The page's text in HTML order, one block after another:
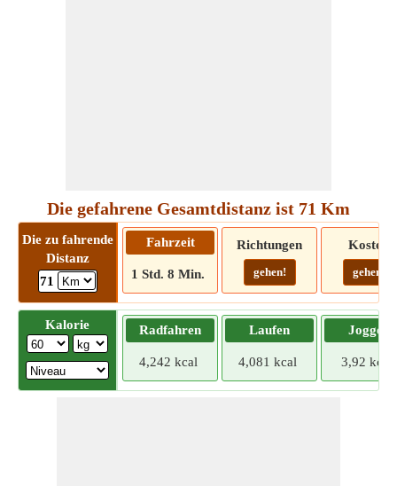
Die gefahrene Gesamtdistanz ist 71 Km
Die zu fahrende
Distanz
71
Fahrzeit
1 Std. 8 Min.
Richtungen
gehen!
Kosten
gehen!
Kalorie Radfahren
4,242 kcal
Laufen
4,081 kcal
Joggen
3,92 kcal